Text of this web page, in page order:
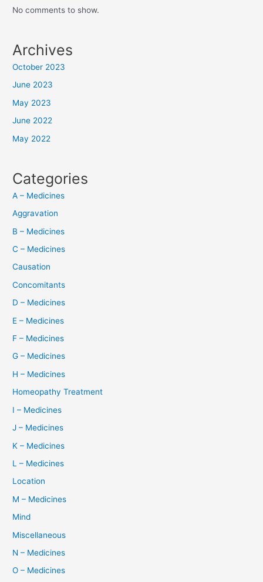
No comments to show.
Archives
October 2023
June 2023
May 2023
June 2022
May 2022
Categories
A – Medicines
Aggravation
B – Medicines
C – Medicines
Causation
Concomitants
D – Medicines
E – Medicines
F – Medicines
G – Medicines
H – Medicines
Homeopathy Treatment
I – Medicines
J – Medicines
K – Medicines
L – Medicines
Location
M – Medicines
Mind
Miscellaneous
N – Medicines
O – Medicines